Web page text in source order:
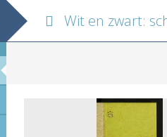
Wit en zwart: